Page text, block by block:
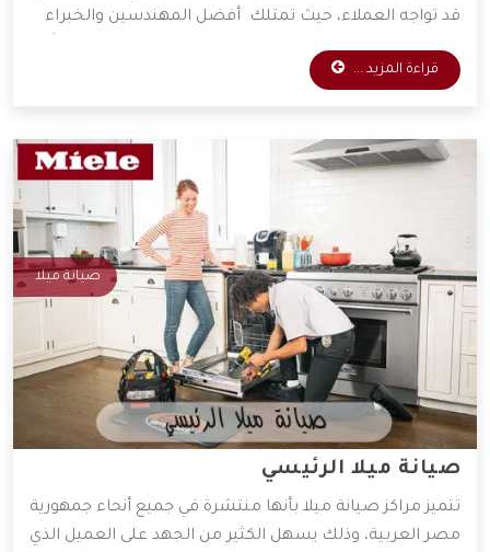
قد تواجه العملاء، حيث تمتلك أفضل المهندسين والخبراء
المتخصصين في صيانة جميع الأجهزة الكهربائية، واعتماداً
على آراء الكثير من العملاء فهي الأفضل دائمًا في عمليات
قراءة المزيد ...
صيانة ميلا
صيانة ميلا الرئيسي
تتميز مراكز صيانة ميلا بأنها منتشرة في جميع أنحاء جمهورية
مصر العربية، وذلك يسهل الكثير من الجهد على العميل الذي